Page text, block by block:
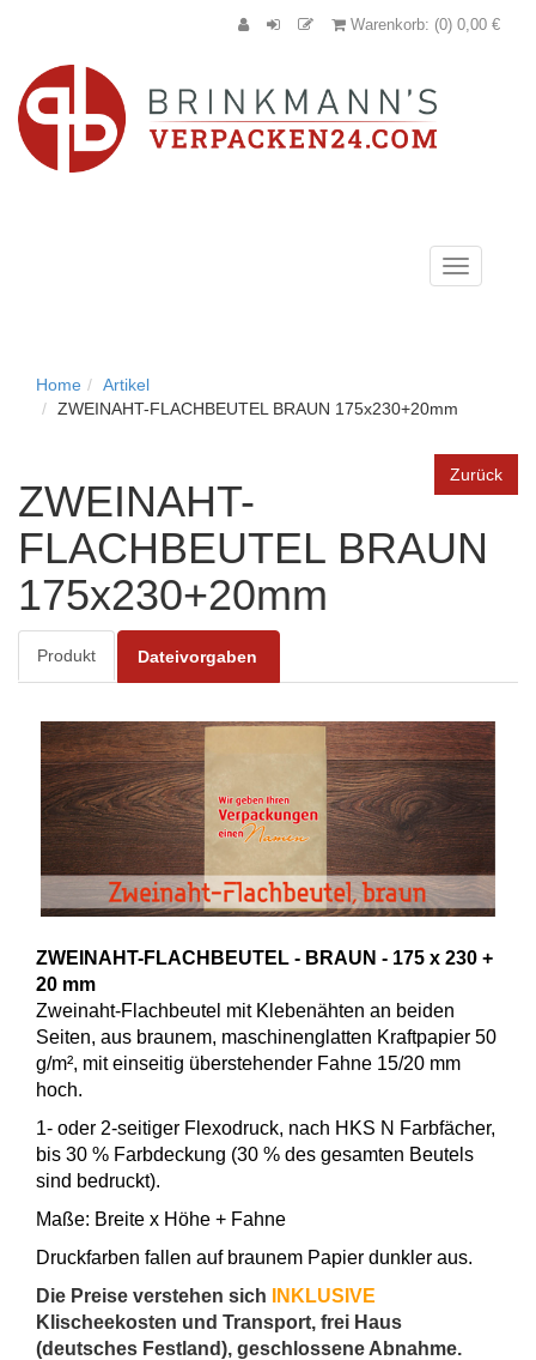
Warenkorb: (0) 0,00 €
Navigation
anzeigen
Home
Artikel
ZWEINAHT-FLACHBEUTEL BRAUN 175x230+20mm
Zurück
ZWEINAHT-
FLACHBEUTEL BRAUN
175x230+20mm
Produkt Dateivorgaben
ZWEINAHT-FLACHBEUTEL - BRAUN - 175 x 230 +
20 mm
Zweinaht-Flachbeutel mit Klebenähten an beiden
Seiten, aus braunem, maschinenglatten Kraftpapier 50
g/m², mit einseitig überstehender Fahne 15/20 mm
hoch.
1- oder 2-seitiger Flexodruck, nach HKS N Farbfächer,
bis 30 % Farbdeckung (30 % des gesamten Beutels
sind bedruckt).
Maße: Breite x Höhe + Fahne
Druckfarben fallen auf braunem Papier dunkler aus.
Die Preise verstehen sich
INKLUSIVE
Klischeekosten und Transport, frei Haus
(deutsches Festland), geschlossene Abnahme.